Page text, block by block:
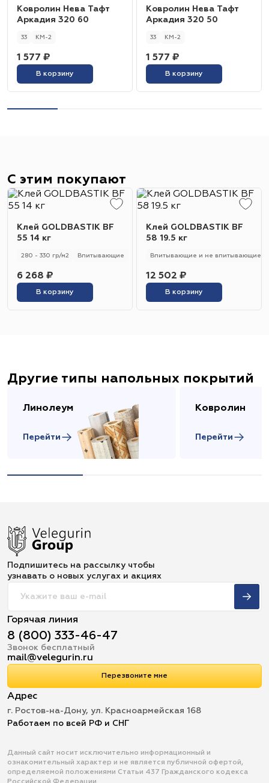
Ковролин Нева Тафт
Аркадия 320 60
33 КМ-2
1 577 ₽
В корзину
Ковролин Нева Тафт
Аркадия 320 50
33 КМ-2
1 577 ₽
В корзину
С этим покупают
Клей GOLDBASTIK BF
55 14 кг
280 - 330 гр/м2 Впитывающие
6 268 ₽
В корзину
Клей GOLDBASTIK BF
58 19.5 кг
Впитывающие и не впитывающие
12 502 ₽
В корзину
Другие типы напольных покрытий
Линолеум
Перейти
Ковролин
Перейти
Подпишитесь на рассылку чтобы
узнавать о новых услугах и акциях
Горячая линия
8 (800) 333-46-47
Звонок бесплатный
mail@velegurin.ru
Перезвоните мне
Адрес
г. Ростов-на-Дону, ул. Красноармейская 168
Работаем по всей РФ и СНГ
Данный сайт носит исключительно информационный и
ознакомительный характер и не является публичной офертой,
определяемой положениями Статьи 437 Гражданского кодекса